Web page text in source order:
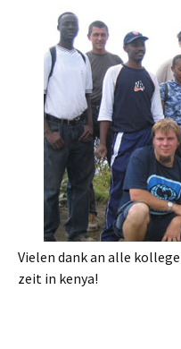
Vielen dank an alle
zeit in kenya!